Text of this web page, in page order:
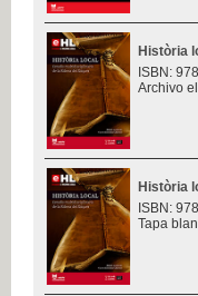
Història
ISBN:
Archivo
Història
ISBN:
Tapa